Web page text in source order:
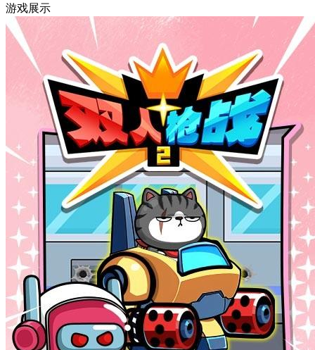
游戏展示